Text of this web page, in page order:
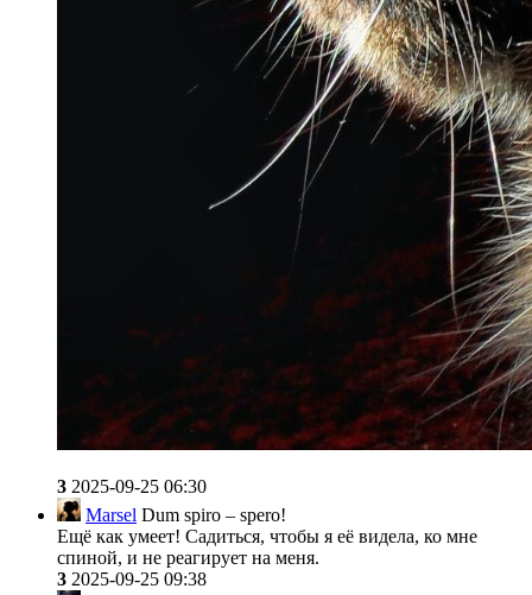
3 2025-09-25 06:30
Marsel Dum spiro – spero!
Ещё как умеет! Садиться, чтобы я её видела, ко мне
спиной, и не реагирует на меня.
3 2025-09-25 09:38